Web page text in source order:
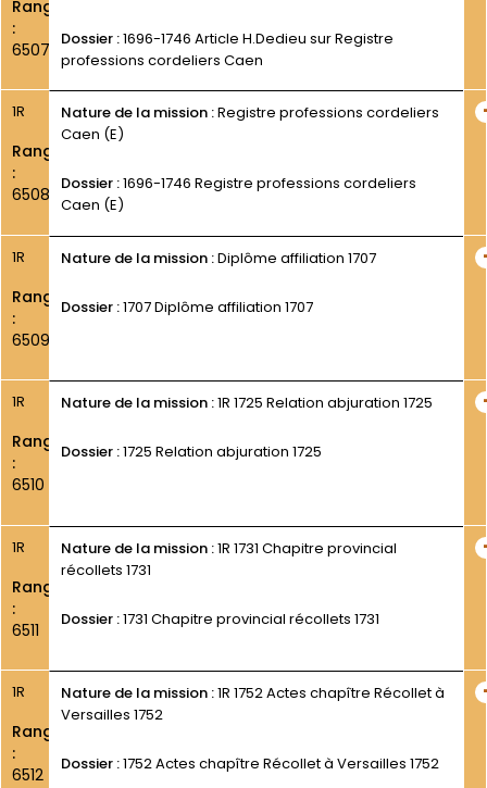
Rang
:
6507
Dossier :1696-1746 Article H.Dedieu sur Registre
professions cordeliers Caen
1R
Rang
:
6508
Nature de la mission :Registre professions cordeliers
Caen (E)
Dossier :1696-1746 Registre professions cordeliers
Caen (E)
1R
Rang
:
6509
Nature de la mission :Diplôme affiliation 1707
Dossier :1707 Diplôme affiliation 1707
1R
Rang
:
6510
Nature de la mission :1R 1725 Relation abjuration 1725
Dossier :1725 Relation abjuration 1725
1R
Rang
:
6511
Nature de la mission :1R 1731 Chapitre provincial
récollets 1731
Dossier :1731 Chapitre provincial récollets 1731
1R
Rang
:
6512
Nature de la mission :1R 1752 Actes chapître Récollet à
Versailles 1752
Dossier :1752 Actes chapître Récollet à Versailles 1752